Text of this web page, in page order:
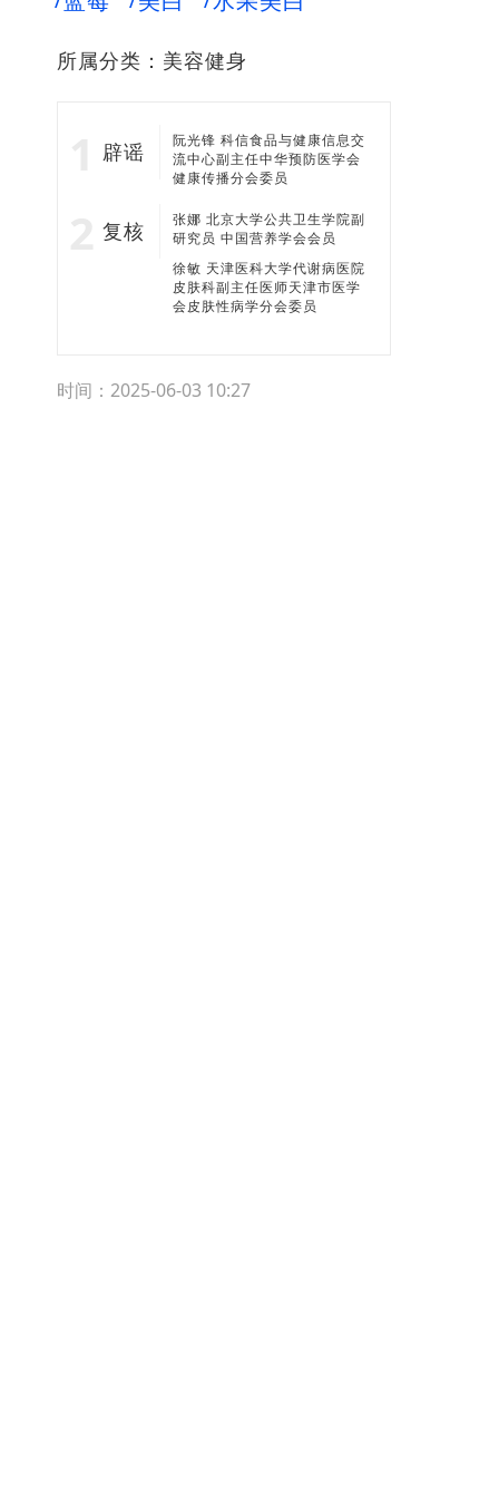
所属分类： 美容健身
辟谣
阮光锋 科信食品与健康信息交
流中心副主任中华预防医学会
健康传播分会委员
复核
张娜 北京大学公共卫生学院副
研究员 中国营养学会会员
徐敏 天津医科大学代谢病医院
皮肤科副主任医师天津市医学
会皮肤性病学分会委员
时间：2025-06-03 10:27